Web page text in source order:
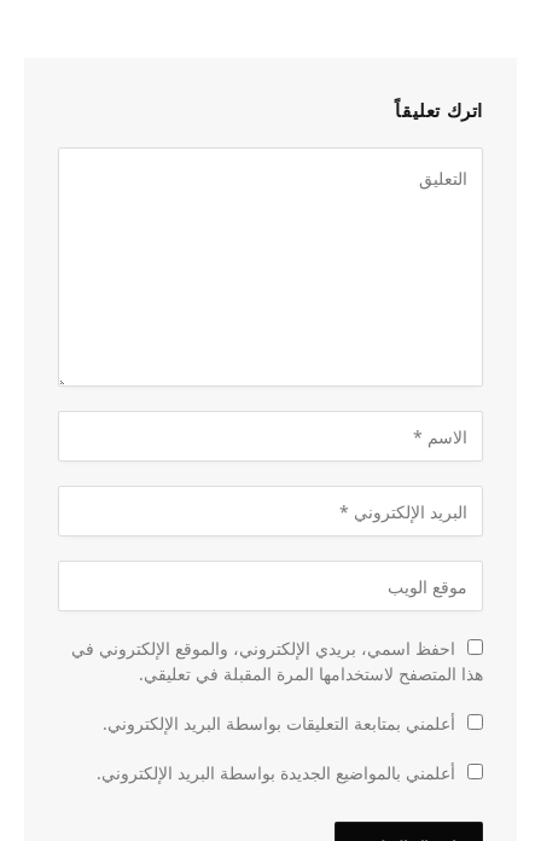
اترك تعليقاً
احفظ اسمي، بريدي الإلكتروني، والموقع الإلكتروني في
هذا المتصفح لاستخدامها المرة المقبلة في تعليقي.
أعلمني بمتابعة التعليقات بواسطة البريد الإلكتروني.
أعلمني بالمواضيع الجديدة بواسطة البريد الإلكتروني.